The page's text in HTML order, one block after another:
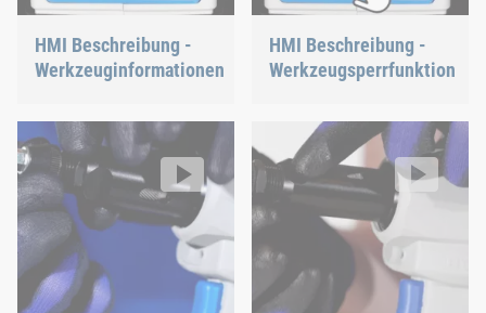
HMI Beschreibung -
Werkzeuginformationen
HMI Beschreibung -
Werkzeugsperrfunktion
Mundstückeinstellung für geschlossene RIVKLE®
RIVKLE® NEO B107 / B109
Video: https://d30qymu4o00meq.cloudfront.net/boellhoff/
Mundstückeinstellung für
RIVKLE® NEO B107 / B109
Video: https://